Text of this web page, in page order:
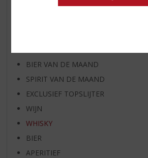
AANBIEDINGEN
BIER VAN DE MAAND
SPIRIT VAN DE MAAND
EXCLUSIEF TOPSLIJTER
WIJN
WHISKY
BIER
APERITIEF